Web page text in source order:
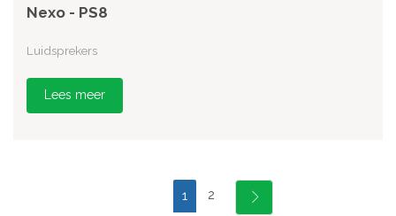
Nexo - PS8
Luidsprekers
Lees meer
1 2